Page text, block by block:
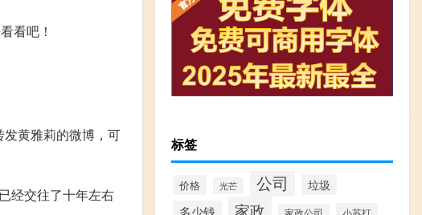
看吧！
发黄雅莉的微博，可
经交往了十年左右
标签
价格 光芒 公司 垃圾
多少钱 家政 家政公司
小苏打